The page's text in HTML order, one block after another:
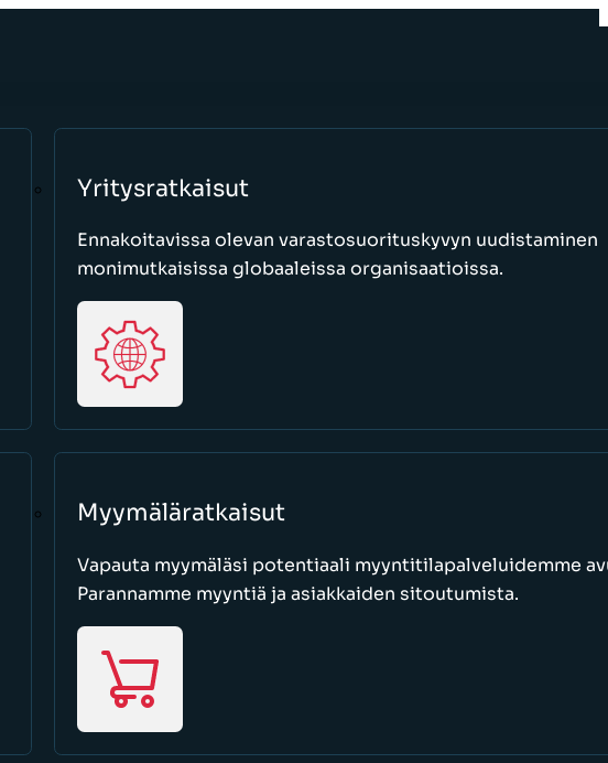
Yritysratkaisut
Ennakoitavissa olevan varastosuorituskyvyn uudistaminen
monimutkaisissa globaaleissa organisaatioissa.
Myymäläratkaisut
Vapauta myymäläsi potentiaali myyntitilapalveluidemme
Parannamme myyntiä ja asiakkaiden sitoutumista.